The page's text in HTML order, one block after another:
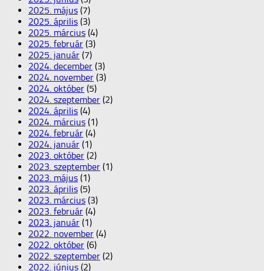
2025. május (7)
2025. április (3)
2025. március (4)
2025. február (3)
2025. január (7)
2024. december (3)
2024. november (3)
2024. október (5)
2024. szeptember (2)
2024. április (4)
2024. március (1)
2024. február (4)
2024. január (1)
2023. október (2)
2023. szeptember (1)
2023. május (1)
2023. április (5)
2023. március (3)
2023. február (4)
2023. január (1)
2022. november (4)
2022. október (6)
2022. szeptember (2)
2022. június (2)